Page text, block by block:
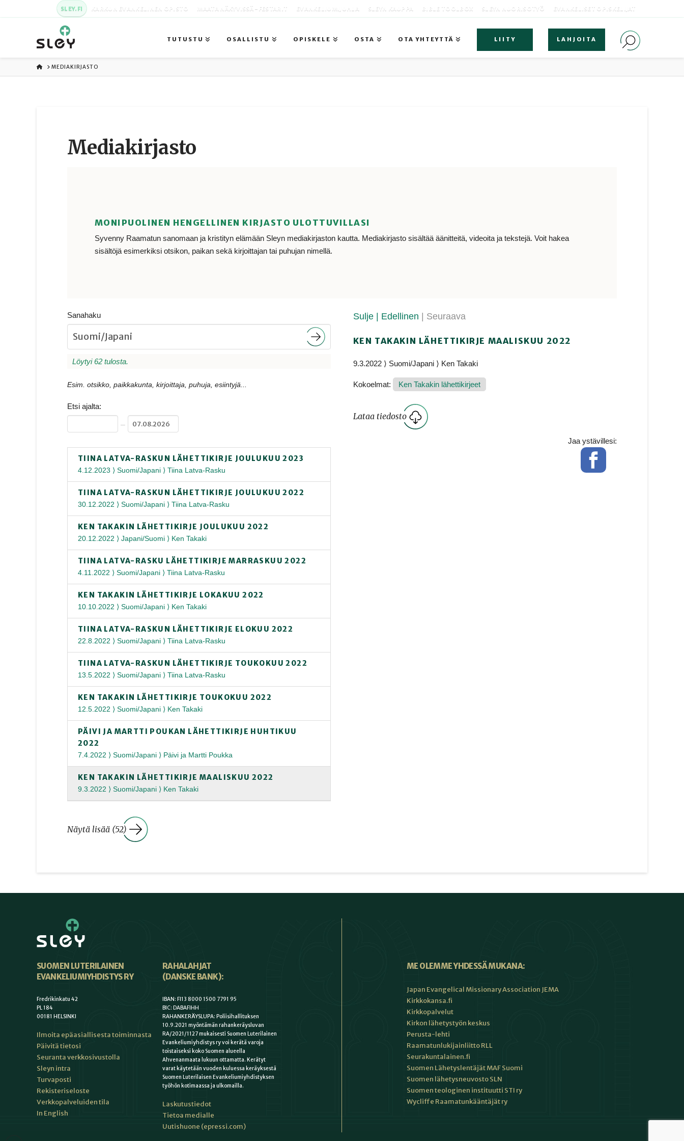
SLEY.FI KARKUN EVANKELINEN OPISTO MAATA NÄKYVISSÄ -FESTARIT EVANKELIUMIJUHLA SLEYN KAUPPA BIBLE TOOLBOX SLEYN NUORISOTYÖ EVANKELISET OPISKELIJAT
TUTUSTU OSALLISTU OPISKELE OSTA OTA YHTEYTTÄ LIITY LAHJOITA
ETUSIVU
MEDIAKIRJASTO
Media­kirjasto
MONIPUOLINEN HENGELLINEN KIRJASTO ULOTTUVILLASI
Syvenny Raamatun sanomaan ja kristityn elämään Sleyn mediakirjaston kautta. Mediakirjasto sisältää äänitteitä, videoita ja tekstejä. Voit hakea
sisältöjä esimerkiksi otsikon, paikan sekä kirjoittajan tai puhujan nimellä.
Sanahaku
Löytyi 62 tulosta.
Esim. otsikko, paikkakunta, kirjoittaja, puhuja, esiintyjä...
Etsi ajalta:
–
TIINA LATVA-RASKUN LÄHETTIKIRJE JOULUKUU 2023
4.12.2023 ⟩ Suomi/Japani ⟩ Tiina Latva-Rasku
TIINA LATVA-RASKUN LÄHETTIKIRJE JOULUKUU 2022
30.12.2022 ⟩ Suomi/Japani ⟩ Tiina Latva-Rasku
KEN TAKAKIN LÄHETTIKIRJE JOULUKUU 2022
20.12.2022 ⟩ Japani/Suomi ⟩ Ken Takaki
TIINA LATVA-RASKU LÄHETTIKIRJE MARRASKUU 2022
4.11.2022 ⟩ Suomi/Japani ⟩ Tiina Latva-Rasku
KEN TAKAKIN LÄHETTIKIRJE LOKAKUU 2022
10.10.2022 ⟩ Suomi/Japani ⟩ Ken Takaki
TIINA LATVA-RASKUN LÄHETTIKIRJE ELOKUU 2022
22.8.2022 ⟩ Suomi/Japani ⟩ Tiina Latva-Rasku
TIINA LATVA-RASKUN LÄHETTIKIRJE TOUKOKUU 2022
13.5.2022 ⟩ Suomi/Japani ⟩ Tiina Latva-Rasku
KEN TAKAKIN LÄHETTIKIRJE TOUKOKUU 2022
12.5.2022 ⟩ Suomi/Japani ⟩ Ken Takaki
PÄIVI JA MARTTI POUKAN LÄHETTIKIRJE HUHTIKUU
2022
7.4.2022 ⟩ Suomi/Japani ⟩ Päivi ja Martti Poukka
KEN TAKAKIN LÄHETTIKIRJE MAALISKUU 2022
9.3.2022 ⟩ Suomi/Japani ⟩ Ken Takaki
Näytä lisää (52)
Sulje | Edellinen | Seuraava
KEN TAKAKIN LÄHETTIKIRJE MAALISKUU 2022
9.3.2022 ⟩ Suomi/Japani ⟩ Ken Takaki
Kokoelmat: Ken Takakin lähettikirjeet
Lataa tiedosto
Jaa ystävillesi:
Facebook
SUOMEN LUTERILAINEN
EVANKELIUMIYHDISTYS RY
Fredrikinkatu 42
PL 184
00181 HELSINKI
Ilmoita epäasiallisesta toiminnasta
Päivitä tietosi
Seuranta verkkosivustolla
Sleyn intra
Turvaposti
Rekisteriseloste
Verkkopalveluiden tila
In English
RAHALAHJAT
(DANSKE BANK):
IBAN: FI13 8000 1500 7791 95
BIC: DABAFIHH
RAHANKERÄYSLUPA: Poliisihallituksen
10.9.2021 myöntämän rahankeräysluvan
RA/2021/1127 mukaisesti Suomen Luterilainen
Evankeliumiyhdistys ry voi kerätä varoja
toistaiseksi koko Suomen alueella
Ahvenanmaata lukuun ottamatta. Kerätyt
varat käytetään vuoden kuluessa keräyksestä
Suomen Luterilaisen Evankeliumiyhdistyksen
työhön kotimaassa ja ulkomailla.
Laskutustiedot
Tietoa medialle
Uutishuone (epressi.com)
ME OLEMME YHDESSÄ MUKANA:
Japan Evangelical Missionary Association JEMA
Kirkkokansa.fi
Kirkkopalvelut
Kirkon lähetystyön keskus
Perusta-lehti
Raamatunlukijainliitto RLL
Seurakuntalainen.fi
Suomen Lähetyslentäjät MAF Suomi
Suomen lähetysneuvosto SLN
Suomen teologinen instituutti STI ry
Wycliffe Raamatunkääntäjät ry